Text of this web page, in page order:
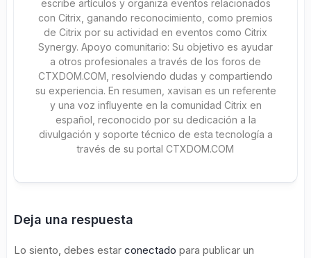
escribe artículos y organiza eventos relacionados
con Citrix, ganando reconocimiento, como premios
de Citrix por su actividad en eventos como Citrix
Synergy. Apoyo comunitario: Su objetivo es ayudar
a otros profesionales a través de los foros de
CTXDOM.COM, resolviendo dudas y compartiendo
su experiencia. En resumen, xavisan es un referente
y una voz influyente en la comunidad Citrix en
español, reconocido por su dedicación a la
divulgación y soporte técnico de esta tecnología a
través de su portal CTXDOM.COM
Deja una respuesta
Lo siento, debes estar conectado para publicar un